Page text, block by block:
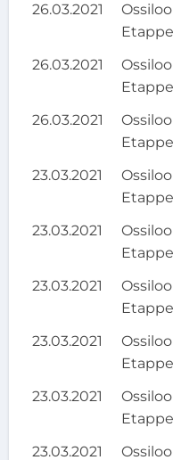
26.03.2021
Etappe
26.03.2021
Etappe
26.03.2021
Etappe
23.03.2021
Etappe
23.03.2021
Etappe
23.03.2021
Etappe
23.03.2021
Etappe
23.03.2021
Etappe
23.03.2021